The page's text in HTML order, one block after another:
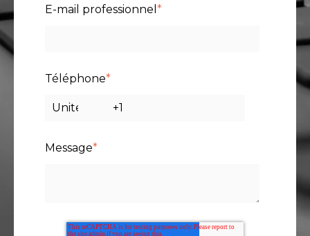
E-mail professionnel *
Téléphone*
Message*